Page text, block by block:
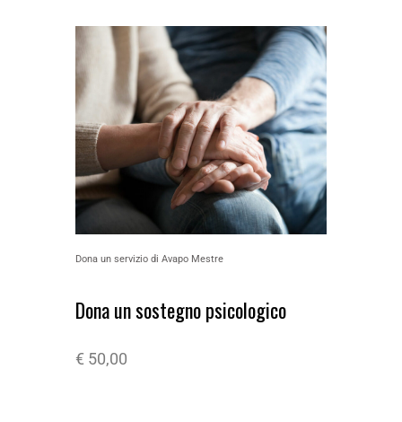
Dona un servizio di Avapo Mestre
Dona un sostegno psicologico
€ 50,00